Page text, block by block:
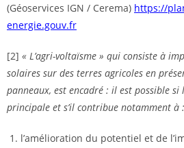
(Géoservices IGN / Cerema) https://
energie.gouv.fr
[2] « L’agri-voltaïsme » qui consiste à
solaires sur des terres agricoles en
panneaux, est encadré : il est possible si
principale et s’il contribue notamment à :
l’amélioration du potentiel et de